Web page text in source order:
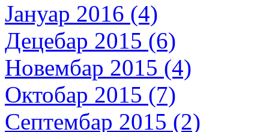
Јануар 2016 (4)
Децебар 2015 (6)
Новембар 2015 (4)
Октобар 2015 (7)
Септембар 2015 (2)